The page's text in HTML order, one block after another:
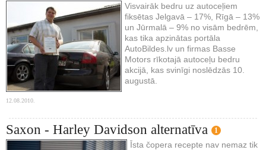
Visvairāk bedru uz autoceļiem
fiksētas Jelgavā – 17%, Rīgā – 13%
un Jūrmalā – 9% no visām bedrēm,
kas tika apzinātas portāla
AutoBildes.lv un firmas Basse
Motors rīkotajā autoceļu bedru
akcijā, kas svinīgi noslēdzās 10.
augustā.
12.08.2010.
Saxon - Harley Davidson alternatīva 1
Īsta čopera recepte nav nemaz tik